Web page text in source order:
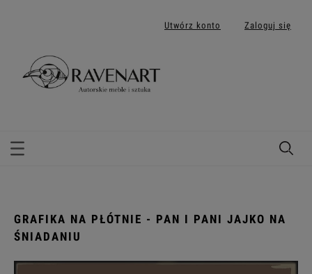
Utwórz konto Zaloguj się
GRAFIKA NA PŁÓTNIE - PAN I PANI JAJKO NA
ŚNIADANIU